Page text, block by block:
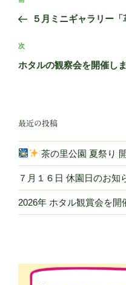
ビ
ゲ
ン
の
稿
５月ミニギャラリー「
次
の
次
ホタルの観察会を開催し
最近の投稿
茶の里公園 夏祭り
７月１６日 休園日のお知
2026年 ホタル観賞会を開